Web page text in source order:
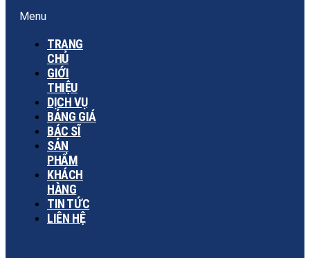
Menu
TRANG
CHỦ
GIỚI
THIỆU
DỊCH VỤ
BẢNG GIÁ
BÁC SĨ
SẢN
PHẨM
KHÁCH
HÀNG
TIN TỨC
LIÊN HỆ